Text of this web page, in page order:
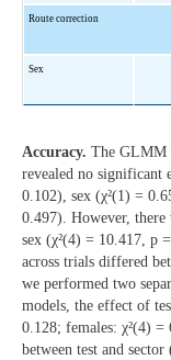
Route correction
Sex
Accuracy. The GLMM
revealed no significant
0.102), sex (χ²(1) =
0.497). However, there
sex (χ²(4) = 10.417, p
across trials differed
we performed two
models, the effect of
0.128; females: χ²(4)
between test and